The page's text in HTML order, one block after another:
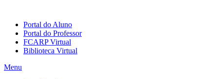
Portal do Aluno
Portal do Professor
FCARP Virtual
Biblioteca Virtual
Menu